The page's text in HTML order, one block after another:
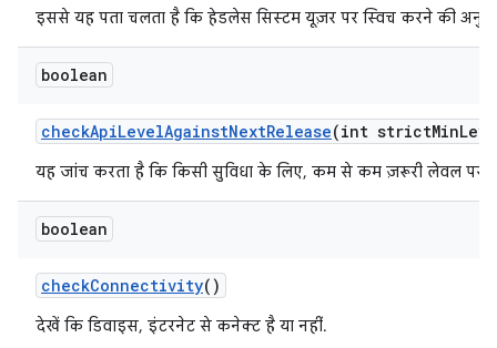
इससे यह पता चलता है कि हेडलेस सिस्टम यूज़र पर स्विच करने की
boolean
checkApiLevelAgainstNextRelease(int strictMin
यह जांच करता है कि किसी सुविधा के लिए, कम से कम ज़रूरी लेवल पर
boolean
checkConnectivity()
देखें कि डिवाइस, इंटरनेट से कनेक्ट है या नहीं.